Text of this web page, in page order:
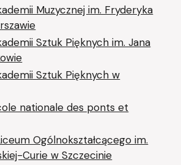
Muzycznej im. Fryderyka
Sztuk Pięknych im. Jana
Sztuk Pięknych w
nationale des ponts et
Ogólnokształcącego im.
Curie w Szczecinie